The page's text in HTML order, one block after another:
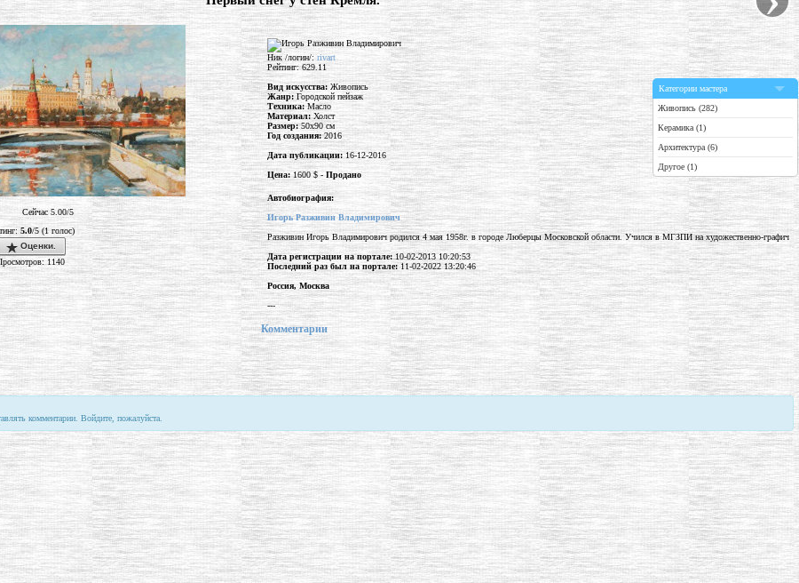
Сейчас 5.00/5
5.0/5 (1 голос)
Оценки.
1140
Ник /логин/: rivart
Рейтинг: 629.11
Вид искусства: Живопись
Жанр: Городской пейзаж
Техника:Масло
Материал:Холст
Размер:50x90 см
Год создания:2016
Дата публикации:16-12-2016
Цена:1600 $ -Продано
Категории мастера
Живопись (282)
Керамика (1)
Архитектура (6)
Другое (1)
Автобиография:
Игорь Разживин Владимирович
Разживин Игорь Владимирович родился 4 мая 1958г. в городе Люберцы Московской области. Учился в МГЗПИ на художественно-графич
Дата регистрации на портале:10-02-2013 10:20:53
Последний раз был на портале:11-02-2022 13:20:46
Россия, Москва
---
Комментарии
комментарии. Войдите, пожалуйста.